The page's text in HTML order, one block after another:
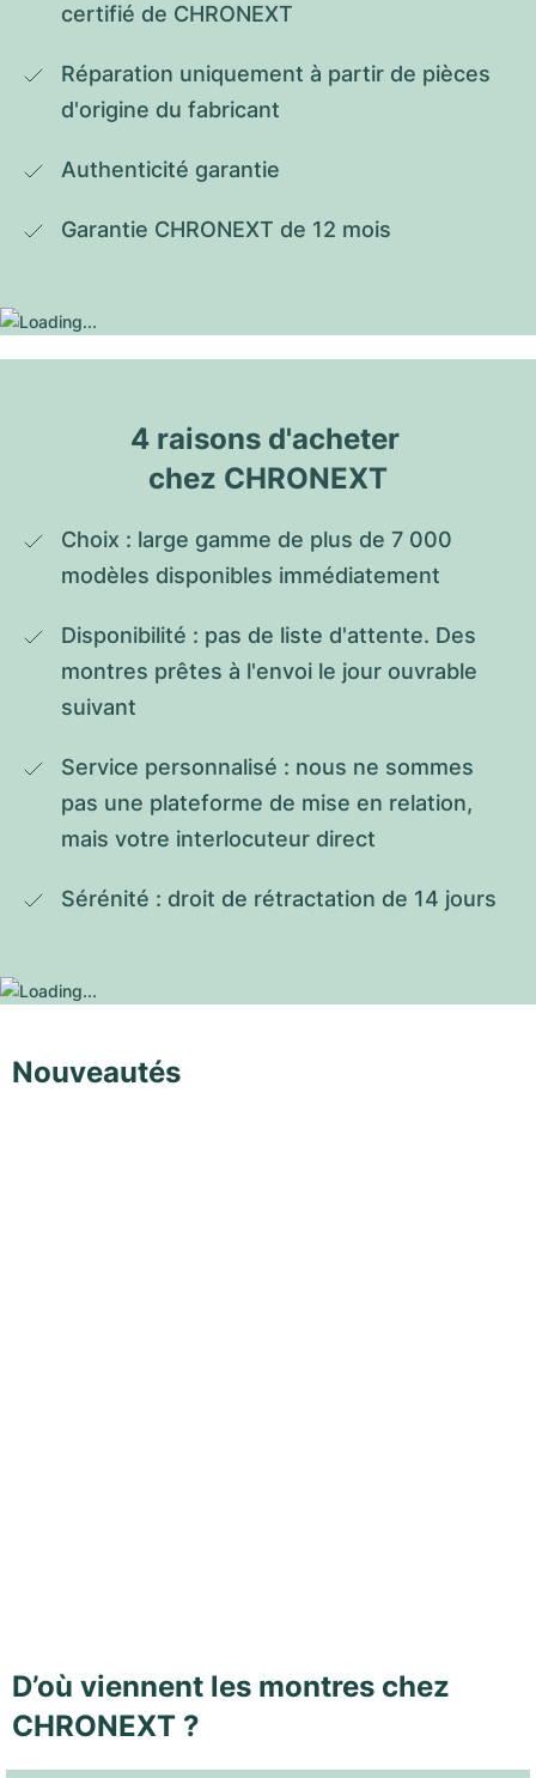
certifié de CHRONEXT
Réparation uniquement à partir de pièces
d'origine du fabricant
Authenticité garantie
Garantie CHRONEXT de 12 mois
4 raisons d'acheter
chez CHRONEXT
Choix : large gamme de plus de 7 000
modèles disponibles immédiatement
Disponibilité : pas de liste d'attente. Des
montres prêtes à l'envoi le jour ouvrable
suivant
Service personnalisé : nous ne sommes
pas une plateforme de mise en relation,
mais votre interlocuteur direct
Sérénité : droit de rétractation de 14 jours
Nouveautés
D’où viennent les montres chez
CHRONEXT ?